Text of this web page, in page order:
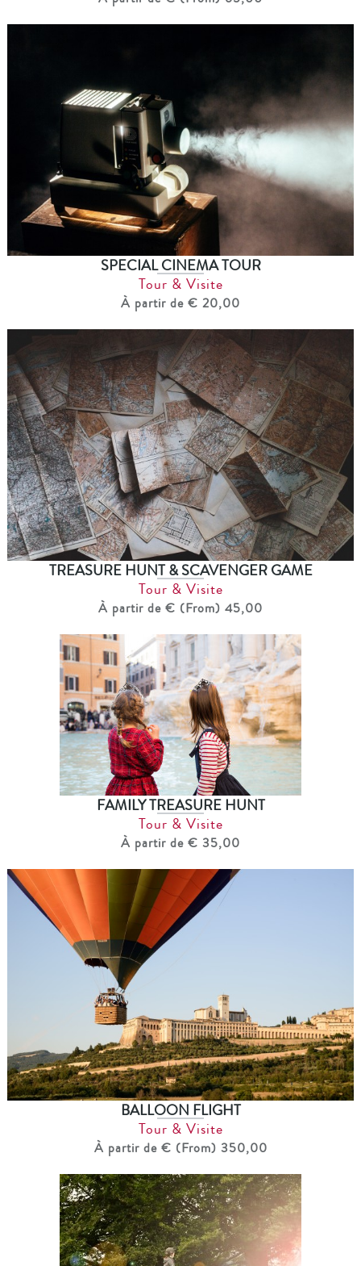
SPECIAL CINEMA TOUR
Tour & Visite
À partir de € 20,00
TREASURE HUNT & SCAVENGER GAME
Tour & Visite
À partir de € (From) 45,00
FAMILY TREASURE HUNT
Tour & Visite
À partir de € 35,00
BALLOON FLIGHT
Tour & Visite
À partir de € (From) 350,00